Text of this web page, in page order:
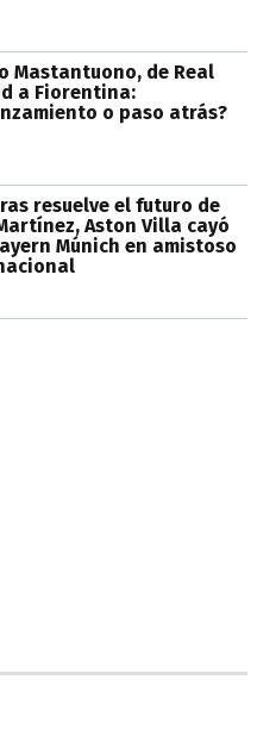
Mastantuono, de Real
a Fiorentina:
o paso atrás?
resuelve el futuro de
Aston Villa cayó
Múnich en amistoso